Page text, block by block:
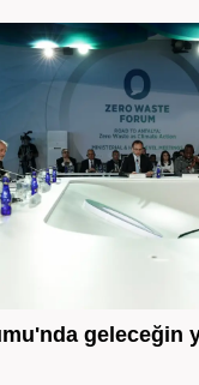
geleceğin